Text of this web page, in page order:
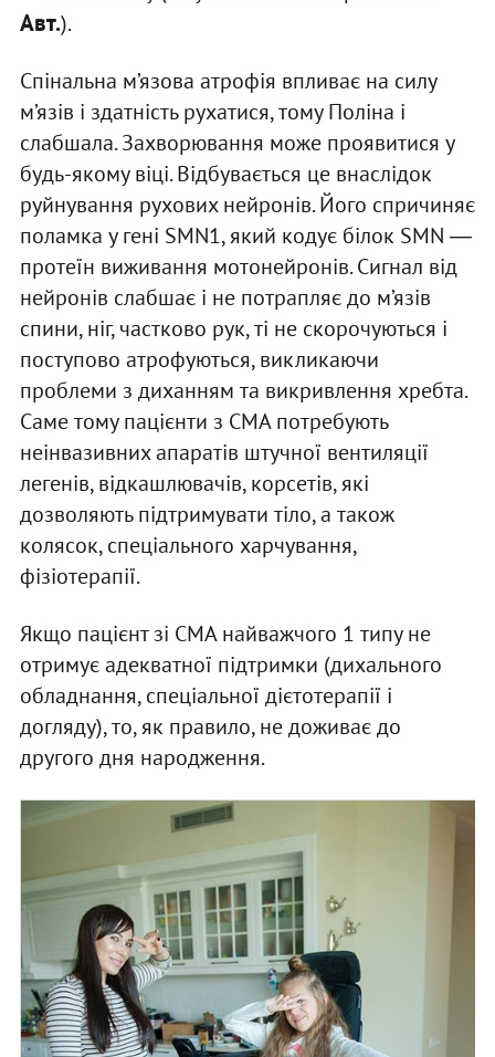
Авт.).
Спінальна м’язова атрофія впливає на силу
м’язів і здатність рухатися, тому Поліна і
слабшала. Захворювання може проявитися у
будь-якому віці. Відбувається це внаслідок
руйнування рухових нейронів. Його спричиняє
поламка у гені SMN1, який кодує білок SMN ―
протеїн виживання мотонейронів. Сигнал від
нейронів слабшає і не потрапляє до м’язів
спини, ніг, частково рук, ті не скорочуються і
поступово атрофуються, викликаючи
проблеми з диханням та викривлення хребта.
Саме тому пацієнти з СМА потребують
неінвазивних апаратів штучної вентиляції
легенів, відкашлювачів, корсетів, які
дозволяють підтримувати тіло, а також
колясок, спеціального харчування,
фізіотерапії.
Якщо пацієнт зі СМА найважчого 1 типу не
отримує адекватної підтримки (дихального
обладнання, спеціальної дієтотерапії і
догляду), то, як правило, не доживає до
другого дня народження.